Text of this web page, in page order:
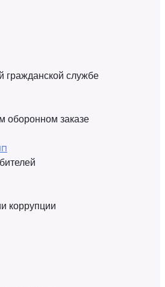
гражданской службе
оборонном заказе
коррупции